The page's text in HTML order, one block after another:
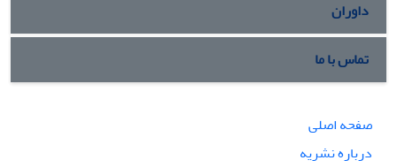
داوران
تماس با ما
صفحه اصلی
درباره نشریه